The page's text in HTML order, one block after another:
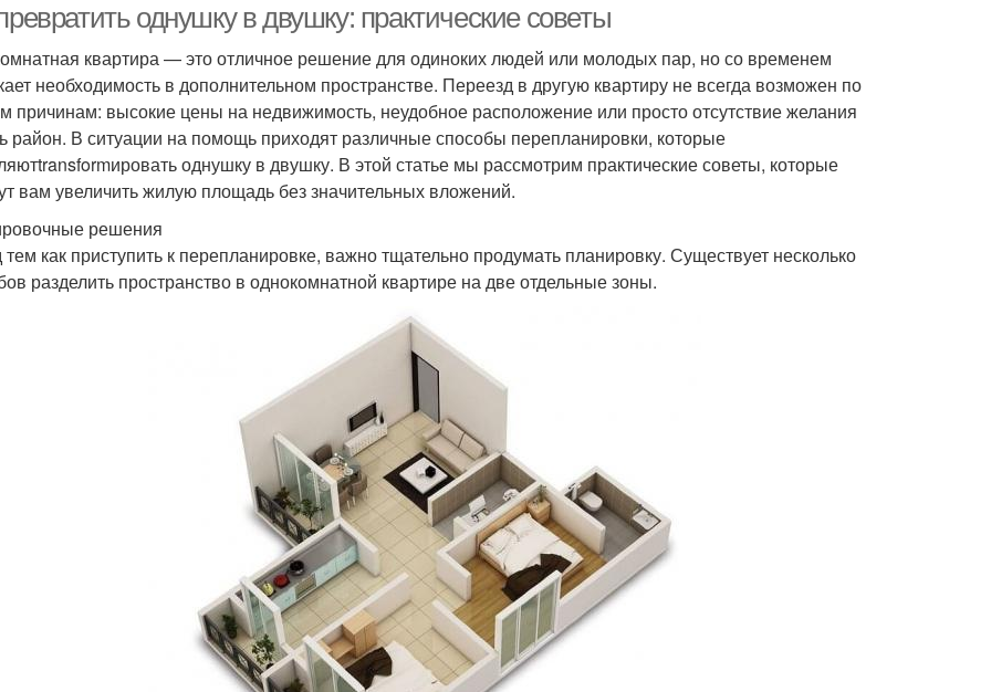
однушку в двушку: практические советы
квартира — это отличное решение для одиноких людей или молодых пар, но со временем
необходимость в дополнительном пространстве. Переезд в другую квартиру не всегда возможен по
причинам: высокие цены на недвижимость, неудобное расположение или просто отсутствие желания
район. В ситуации на помощь приходят различные способы перепланировки, которые
однушку в двушку. В этой статье мы рассмотрим практические советы, которые
вам увеличить жилую площадь без значительных вложений.
решения
как приступить к перепланировке, важно тщательно продумать планировку. Существует несколько
разделить пространство в однокомнатной квартире на две отдельные зоны.